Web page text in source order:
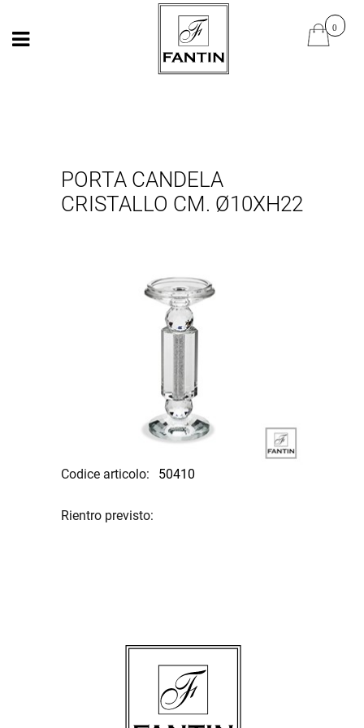
Open Open
PORTA CANDELA
CRISTALLO CM. Ø10XH22
Codice articolo: 50410
Rientro previsto: